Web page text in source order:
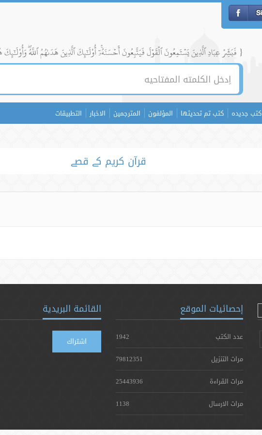
{ فَبَشِّرۡ عِبَادِ ٱلَّذِينَ يَسۡتَمِعُونَ ٱلۡقَوۡلَ فَيَتَّبِعُونَ أَحۡسَنَهُۥٓۚ أُوْلَٰٓئِكَ ٱلَّذِينَ هَدَىٰهُمُ ٱللَّهُۖ وَأُوْلَٰٓئِكَ
كتب جديده كتب تم تحديثها المؤلفون المترجمين الاخبار التطبيقات
قرآن کریم کے قصے
إحصائيات الموقع
عدد الكتب
1942
مرات التنزيل
79812351
مرات القراءة
25443936
مرات الارسال
1138
القائمة البريدية
اشتراك